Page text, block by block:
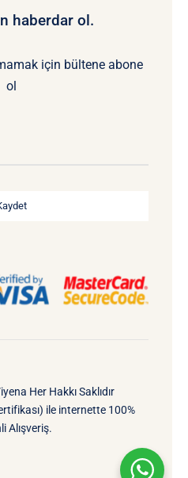
haberdar ol.
için bültene abone
ol
Her Hakkı Saklıdır
ile internette 100%
Alışveriş.